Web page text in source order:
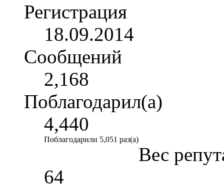
Регистрация
18.09.2014
Сообщений
2,168
Поблагодарил(а)
4,440
Поблагодарили 5,051 раз(а)
Вес
64